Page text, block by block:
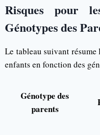
Risques pour
Génotypes des
Le tableau suivant
enfants en fonction des
Génotype des
parents